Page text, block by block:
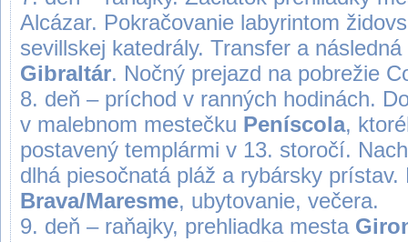
Alcázar. Pokračovanie labyrintom
sevillskej katedrály. Transfer a
Gibraltár. Nočný prejazd na pobrežie
8. deň – príchod v ranných hodinách.
v malebnom mestečku Peníscola,
postavený templármi v 13. storočí.
dlhá piesočnatá pláž a rybársky
Brava/Maresme, ubytovanie, večera.
9. deň – raňajky, prehliadka mesta